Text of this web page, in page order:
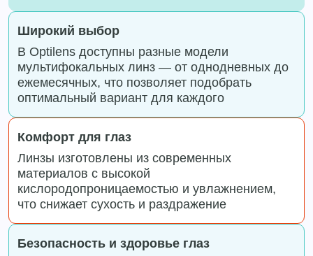
Широкий выбор
В Optilens доступны разные модели
мультифокальных линз — от однодневных до
ежемесячных, что позволяет подобрать
оптимальный вариант для каждого
Комфорт для глаз
Линзы изготовлены из современных
материалов с высокой
кислородопроницаемостью и увлажнением,
что снижает сухость и раздражение
Безопасность и здоровье глаз